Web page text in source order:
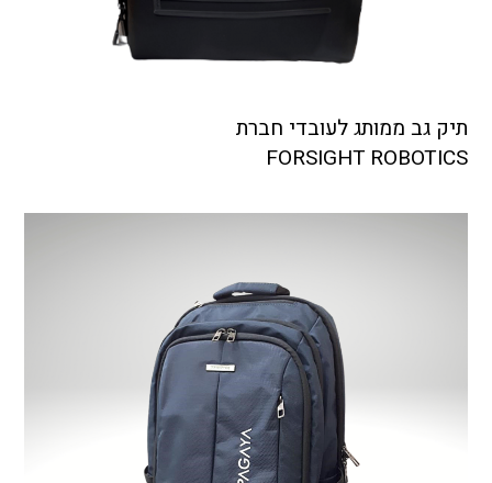
תיק גב ממותג לעובדי חברת
FORSIGHT ROBOTICS